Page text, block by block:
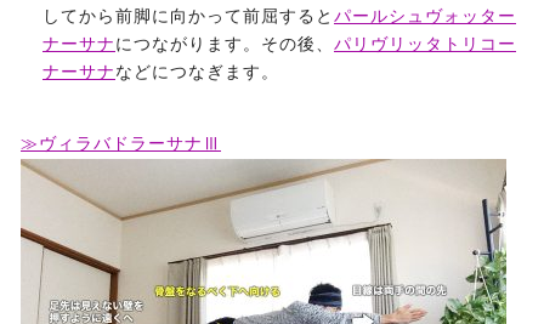
してから前脚に向かって前屈すると パールシュヴォッター
ナーサナにつながります。その後、 パリヴリッタトリコー
ナーサナなどにつなぎます。
≫ヴィラバドラーサナⅢ